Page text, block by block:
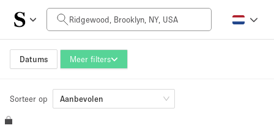
Datums Meer filters
Prijs per dag
$0
Grootte ruimte
Sorteer op Aanbevolen